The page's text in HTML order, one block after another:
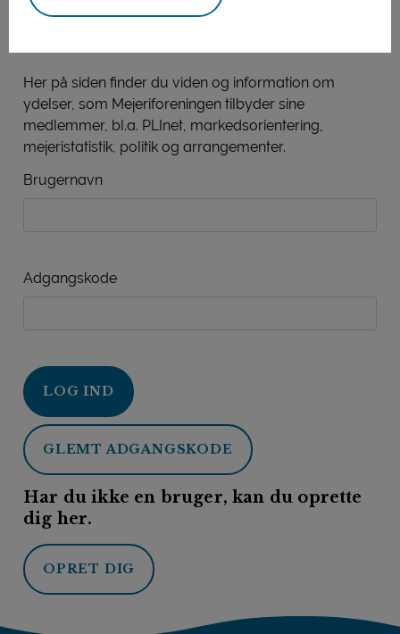
Mejeriforeningens
Her på siden finder du viden og information om
ydelser, som Mejeriforeningen tilbyder sine
medlemmer, bl.a. PLInet, markedsorientering,
mejeristatistik, politik og arrangementer.
Brugernavn
Adgangskode
LOG IND
GLEMT ADGANGSKODE
Har du ikke en bruger, kan du oprette
dig her.
OPRET DIG